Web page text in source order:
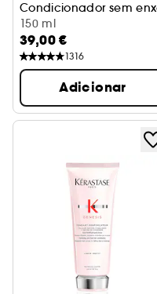
Condicionador sem
150 ml
39,00 €
1316
Adicionar